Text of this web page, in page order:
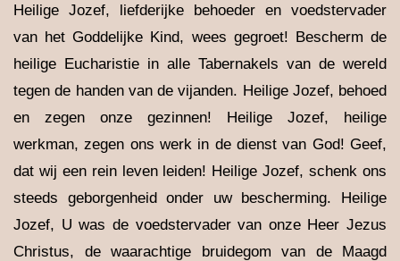
Heilige Jozef, liefderijke behoeder en voedstervader
van het Goddelijke Kind, wees gegroet! Bescherm de
heilige Eucharistie in alle Tabernakels van de wereld
tegen de handen van de vijanden. Heilige Jozef, behoed
en zegen onze gezinnen! Heilige Jozef, heilige
werkman, zegen ons werk in de dienst van God! Geef,
dat wij een rein leven leiden! Heilige Jozef, schenk ons
steeds geborgenheid onder uw bescherming. Heilige
Jozef, U was de voedstervader van onze Heer Jezus
Christus, de waarachtige bruidegom van de Maagd